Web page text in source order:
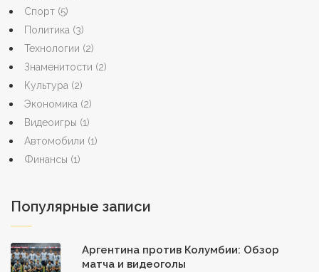
Спорт (5)
Политика (3)
Технологии (2)
Знаменитости (2)
Культура (2)
Экономика (2)
Видеоигры (1)
Автомобили (1)
Финансы (1)
Популярные записи
Аргентина против Колумбии: Обзор
матча и видеоголы